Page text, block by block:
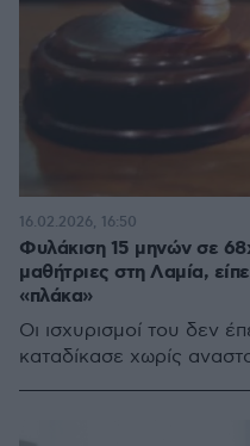
Φυλάκιση 15 μηνών σε
μαθήτριες στη Λαμία,
«πλάκα»
Οι ισχυρισμοί του δεν
καταδίκασε χωρίς
16.02.2026, 16:50